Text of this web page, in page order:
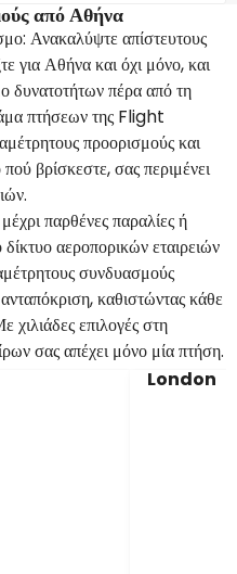
από Αθήνα
Ανακαλύψτε απίστευτους
για Αθήνα και όχι μόνο, και
δυνατοτήτων πέρα από τη
πτήσεων της Flight
προορισμούς και
βρίσκεστε, σας περιμένει
παρθένες παραλίες ή
αεροπορικών εταιρειών
συνδυασμούς
καθιστώντας κάθε
επιλογές στη
σας απέχει μόνο μία πτήση.
London